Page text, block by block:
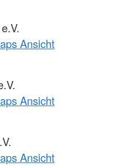
Ansicht
Ansicht
Ansicht